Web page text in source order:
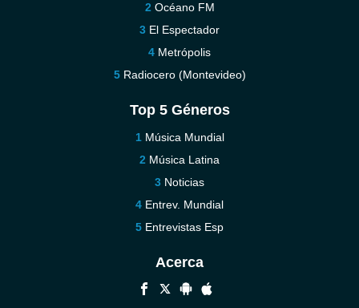
Océano FM
El Espectador
Metrópolis
Radiocero (Montevideo)
Top 5 Géneros
Música Mundial
Música Latina
Noticias
Entrev. Mundial
Entrevistas Esp
Acerca